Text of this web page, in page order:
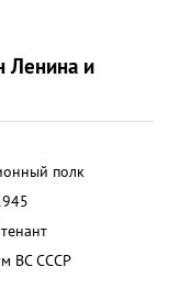
Ленина и
полк
ВС СССР